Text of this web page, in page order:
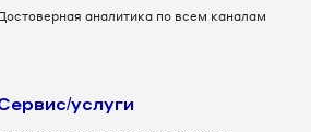
аналитика по всем каналам
услуги